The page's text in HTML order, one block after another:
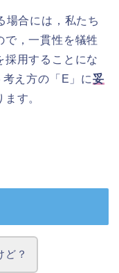
場合には，私たち
で，一貫性を犠牲
採用することにな
え方の「E」に妥
す。
ど？